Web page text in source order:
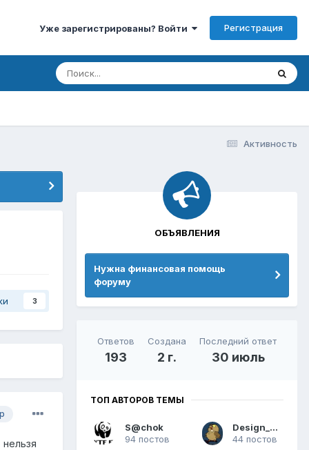
Уже зарегистрированы? Войти Регистрация
Активность
3
ОБЪЯВЛЕНИЯ
Нужна финансовая помощь
форуму
Ответов
193
Создана
2 г.
Последний ответ
30 июль
ТОП АВТОРОВ ТЕМЫ
S@chok
94 постов
Design_Nick
44 постов